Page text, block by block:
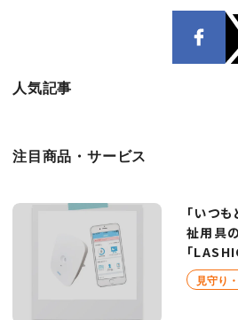
人気記事
注目商品・サービス
「いつも
祉用具
「
見守り